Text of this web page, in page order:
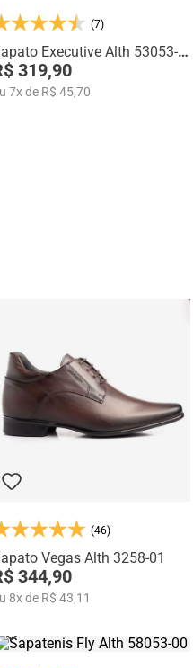
postura e estilo em
(7)
Executive Alth 53053-
319,90
7xde R$ 45,70
(46)
Vegas Alth 3258-01
344,90
8xde R$ 43,11